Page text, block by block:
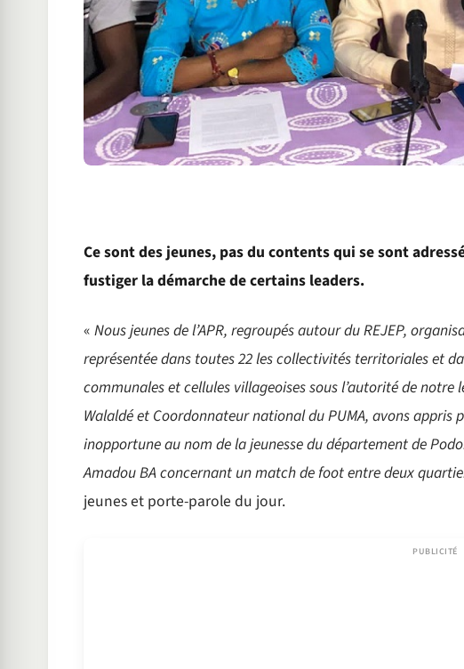
Ce sont des jeunes, pas du contents qui se sont
fustiger la démarche de certains leaders.
« Nous jeunes de l’APR, regroupés autour du REJEP,
représentée dans toutes 22 les collectivités territoriales et
communales et cellules villageoises sous l’autorité de notre
Walaldé et Coordonnateur national du PUMA, avons
inopportune au nom de la jeunesse du département de
Amadou BA concernant un match de foot entre deux
jeunes et porte-parole du jour.